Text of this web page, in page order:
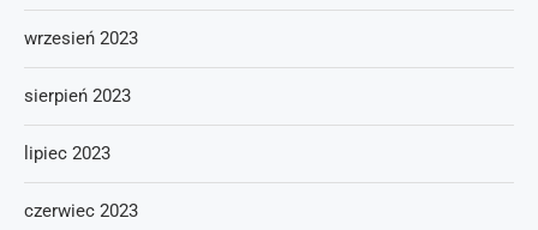
wrzesień 2023
sierpień 2023
lipiec 2023
czerwiec 2023